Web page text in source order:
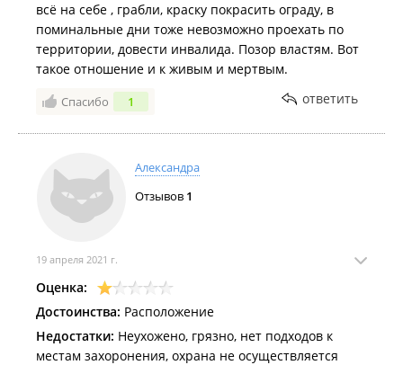
всё на себе , грабли, краску покрасить ограду, в
поминальные дни тоже невозможно проехать по
территории, довести инвалида. Позор властям. Вот
такое отношение и к живым и мертвым.
Спасибо 1 ответить
Александра
Отзывов 1
19 апреля 2021 г.
Оценка:
Достоинства: Расположение
Недостатки: Неухожено, грязно, нет подходов к
местам захоронения, охрана не осуществляется